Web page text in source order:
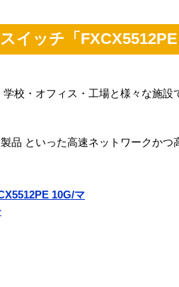
イッチ「FXCX5512PE
校・オフィス・工場と様々な施
品 といった高速ネットワークか
10G/マ